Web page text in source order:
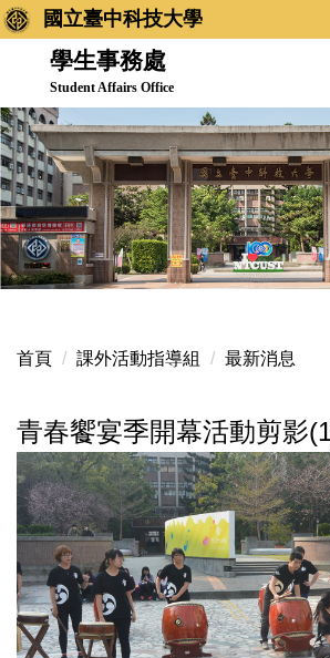
跳
到
內
容
區
國立臺中科技大學
學生事務處
Student Affairs Office
首頁 課外活動指導組 最新消息
青春饗宴季開幕活動剪影